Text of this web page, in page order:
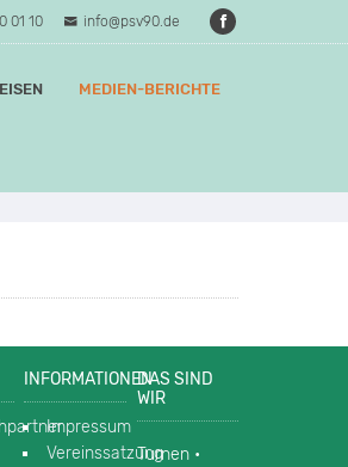
01 10 info@psv90.de
MEDIEN-BERICHTE
INFORMATIONEN
Impressum
Vereinssatzung
DAS SIND
WIR
Turnen •